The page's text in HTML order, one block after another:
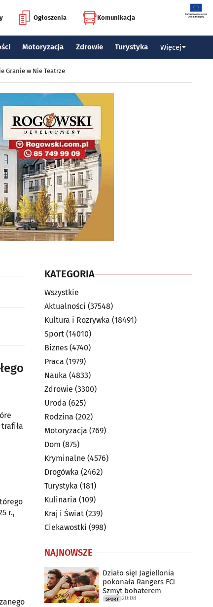
Ogłoszenia Komunikacja
Motoryzacja Zdrowie Turystyka Więcej
Granie w Nie Teatrze
r.,
KATEGORIA
Wszystkie
Aktualności (37548)
Kultura i Rozrywka (18491)
Sport (14010)
Biznes (4740)
Praca (1979)
Nauka (4833)
Zdrowie (3300)
Uroda (625)
Rodzina (202)
Motoryzacja (769)
Dom (875)
Kryminalne (4576)
Drogówka (2462)
Turystyka (181)
Kulinaria (109)
Kraj i Świat (239)
Ciekawostki (998)
NAJNOWSZE
Działo się! Jagiellonia
pokonała Rangers FC!
Szmyt bohaterem
SPORT 20:08